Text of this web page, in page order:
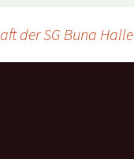
der SG Buna Halle